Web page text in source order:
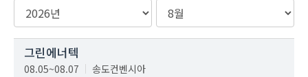
그린에너텍
08.05~08.07 송도컨벤시아